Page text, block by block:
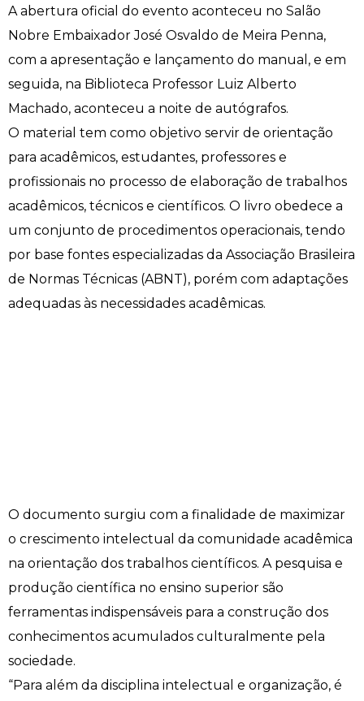
A abertura oficial do evento aconteceu no Salão
Nobre Embaixador José Osvaldo de Meira Penna,
com a apresentação e lançamento do manual, e em
seguida, na Biblioteca Professor Luiz Alberto
Machado, aconteceu a noite de autógrafos.
O material tem como objetivo servir de orientação
para acadêmicos, estudantes, professores e
profissionais no processo de elaboração de trabalhos
acadêmicos, técnicos e científicos. O livro obedece a
um conjunto de procedimentos operacionais, tendo
por base fontes especializadas da Associação Brasileira
de Normas Técnicas (ABNT), porém com adaptações
adequadas às necessidades acadêmicas.
O documento surgiu com a finalidade de maximizar
o crescimento intelectual da comunidade acadêmica
na orientação dos trabalhos científicos. A pesquisa e
produção científica no ensino superior são
ferramentas indispensáveis para a construção dos
conhecimentos acumulados culturalmente pela
sociedade.
“Para além da disciplina intelectual e organização, é
Psicologia
Publicidade e Propaganda
Segunda Chamada
Seguro Escolar
Simulado Preparatório
Publicações Científicas
Revistas Campo Real
WhatsApp Campo Real